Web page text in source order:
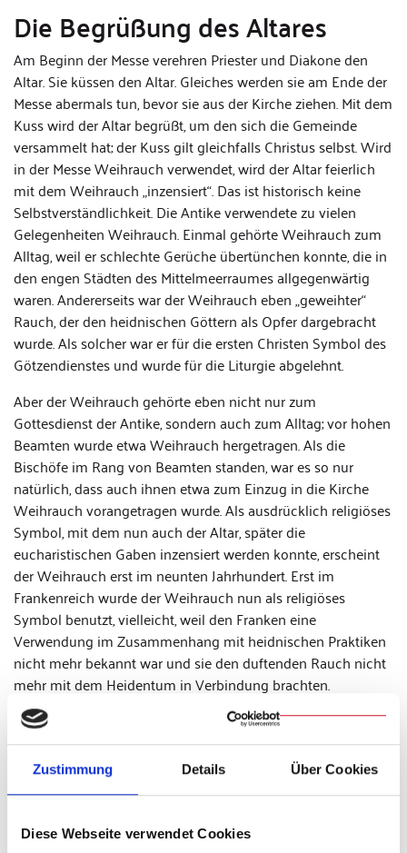
Zustimmung Details Über Cookies
Diese Webseite verwendet Cookies
Die Begrüßung des Altares
Am Beginn der Messe verehren Priester und Diakone den
Altar. Sie küssen den Altar. Gleiches werden sie am Ende der
Messe abermals tun, bevor sie aus der Kirche ziehen. Mit dem
Kuss wird der Altar begrüßt, um den sich die Gemeinde
versammelt hat; der Kuss gilt gleichfalls Christus selbst. Wird
in der Messe Weihrauch verwendet, wird der Altar feierlich
mit dem Weihrauch „inzensiert“. Das ist historisch keine
Selbstverständlichkeit. Die Antike verwendete zu vielen
Gelegenheiten Weihrauch. Einmal gehörte Weihrauch zum
Alltag, weil er schlechte Gerüche übertünchen konnte, die in
den engen Städten des Mittelmeerraumes allgegenwärtig
waren. Andererseits war der Weihrauch eben „geweihter“
Rauch, der den heidnischen Göttern als Opfer dargebracht
wurde. Als solcher war er für die ersten Christen Symbol des
Götzendienstes und wurde für die Liturgie abgelehnt.
Aber der Weihrauch gehörte eben nicht nur zum
Gottesdienst der Antike, sondern auch zum Alltag; vor hohen
Beamten wurde etwa Weihrauch hergetragen. Als die
Bischöfe im Rang von Beamten standen, war es so nur
natürlich, dass auch ihnen etwa zum Einzug in die Kirche
Weihrauch vorangetragen wurde. Als ausdrücklich religiöses
Symbol, mit dem nun auch der Altar, später die
eucharistischen Gaben inzensiert werden konnte, erscheint
der Weihrauch erst im neunten Jahrhundert. Erst im
Frankenreich wurde der Weihrauch nun als religiöses
Symbol benutzt, vielleicht, weil den Franken eine
Verwendung im Zusammenhang mit heidnischen Praktiken
nicht mehr bekannt war und sie den duftenden Rauch nicht
mehr mit dem Heidentum in Verbindung brachten.
Die Gemeinde bekennt ihre
Schuld
Die Messfeier beginnt nun mit dem Kreuzzeichen und dem
Bischof der Messe vorsteht, „der Friede sei mit euch“. Ganz